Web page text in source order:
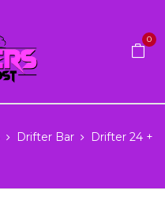
0
Drifter Bar
Drifter 24 +